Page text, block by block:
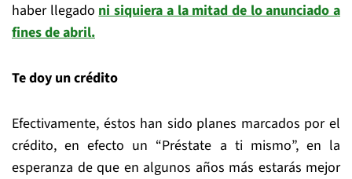
haber llegadoni siquiera a la mitad de lo anunciado a
fines de abril.
Te doy un crédito
Efectivamente, éstos han sido planes marcados por el
crédito, en efecto un “Préstate a ti mismo”, en la
esperanza de que en algunos años más estarás mejor